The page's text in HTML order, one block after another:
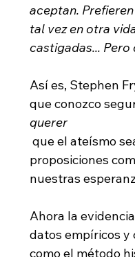
aceptan.
tal vez en otra
castigadas...
Así es, Stephen
que conozco
querer
proposiciones
nuestras
Ahora la
datos empíricos y
como el método